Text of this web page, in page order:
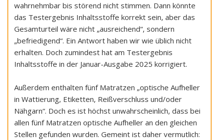
wahrnehmbar bis störend nicht stimmen. Dann könnte
das Testergebnis Inhaltsstoffe korrekt sein, aber das
Gesamturteil wäre nicht „ausreichend“, sondern
„befriedigend“. Ein Antwort haben wir wie üblich nicht
erhalten. Doch zumindest hat am Testergebnis
Inhaltsstoffe in der Januar-Ausgabe 2025 korrigiert.
Außerdem enthalten fünf Matratzen „optische Aufheller
in Wattierung, Etiketten, Reißverschluss und/oder
Nähgarn“. Doch es ist höchst unwahrscheinlich, dass bei
allen fünf Matratzen optische Aufheller an den gleichen
Stellen gefunden wurden. Gemeint ist daher vermutlich: